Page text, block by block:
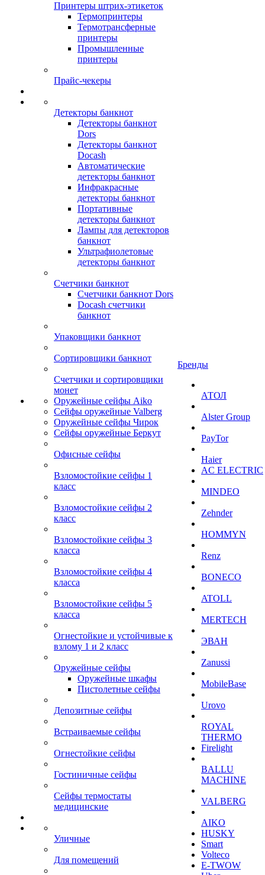
Принтеры штрих-этикеток
Термопринтеры
Термотрансферные
принтеры
Промышленные
принтеры
Прайс-чекеры
Детекторы банкнот
Детекторы банкнот
Dors
Детекторы банкнот
Docash
Автоматические
детекторы банкнот
Инфракрасные
детекторы банкнот
Портативные
детекторы банкнот
Лампы для детекторов
банкнот
Ультрафиолетовые
детекторы банкнот
Счетчики банкнот
Счетчики банкнот Dors
Docash счетчики
банкнот
Упаковщики банкнот
Сортировщики банкнот
Счетчики и сортировщики
монет
Оружейные сейфы Aiko
Сейфы оружейные Valberg
Оружейные сейфы Чирок
Сейфы оружейные Беркут
Офисные сейфы
Взломостойкие сейфы 1
класс
Взломостойкие сейфы 2
класс
Взломостойкие сейфы 3
класса
Взломостойкие сейфы 4
класса
Взломостойкие сейфы 5
класса
Огнестойкие и устойчивые к
взлому 1 и 2 класс
Оружейные сейфы
Оружейные шкафы
Пистолетные сейфы
Депозитные сейфы
Встраиваемые сейфы
Огнестойкие сейфы
Гостиничные сейфы
Сейфы термостаты
медицинские
Уличные
Для помещений
Бренды
АТОЛ
Alster Group
PayTor
Haier
AC ELECTRIC
MINDEO
Zehnder
HOMMYN
Renz
BONECO
ATOLL
MERTECH
ЭВАН
Zanussi
MobileBase
Urovo
ROYAL
THERMO
Firelight
BALLU
MACHINE
VALBERG
AIKO
HUSKY
Smart
Volteco
E-TWOW